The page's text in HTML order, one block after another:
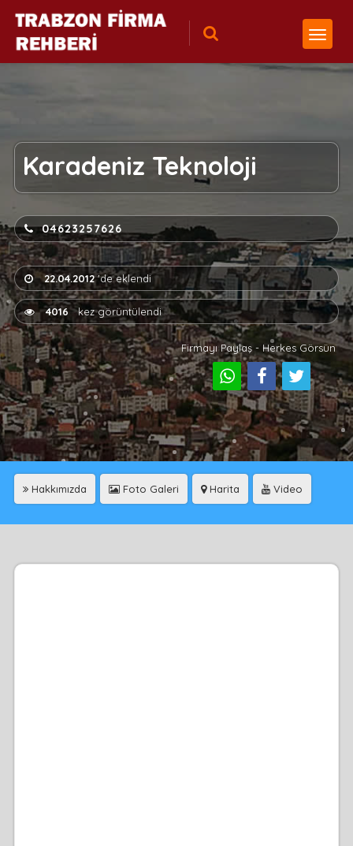
Karadeniz Teknoloji
04623257626
22.04.2012'de eklendi
4016kez görüntülendi
Firmayı Paylaş - Herkes Görsün
Hakkımızda Foto Galeri Harita Video